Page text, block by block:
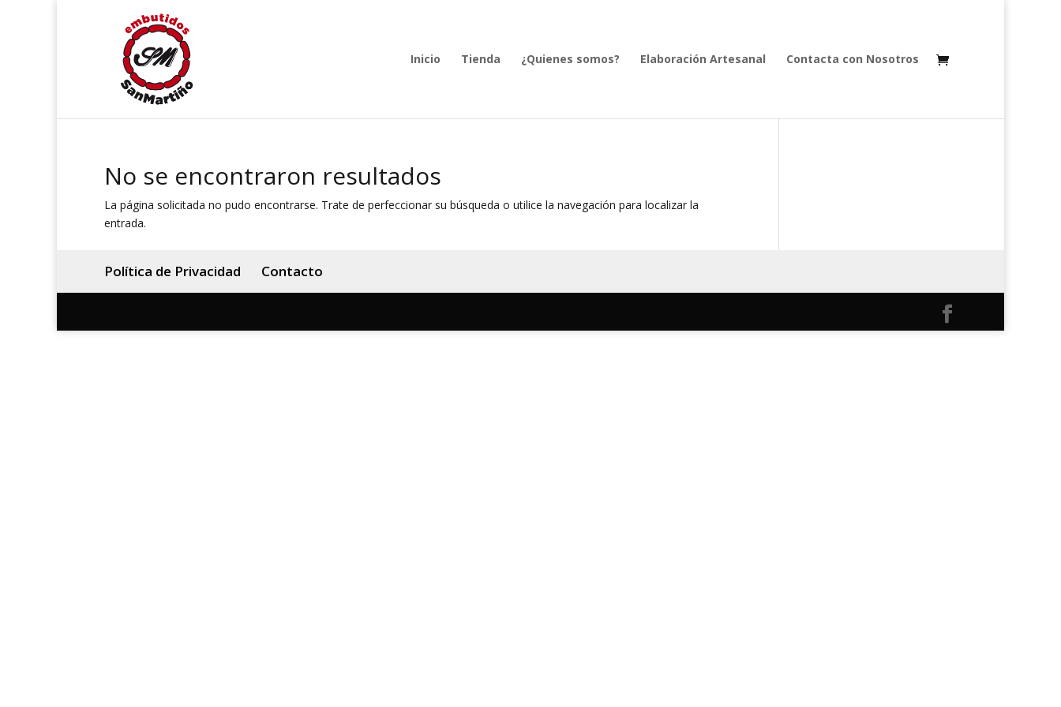
Inicio Tienda ¿Quienes somos? Elaboración Artesanal Contacta con Nosotros
No se encontraron resultados
La página solicitada no pudo encontrarse. Trate de perfeccionar su búsqueda o utilice la navegación para localizar la
entrada.
Política de Privacidad Contacto